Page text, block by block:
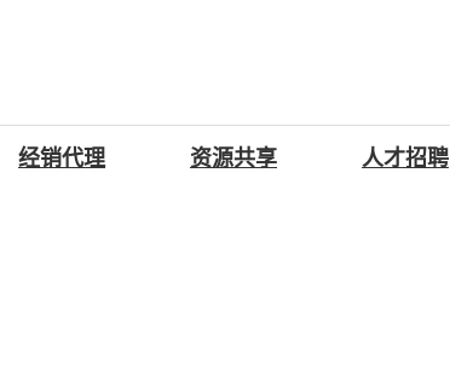
经销代理 资源共享 人才招聘